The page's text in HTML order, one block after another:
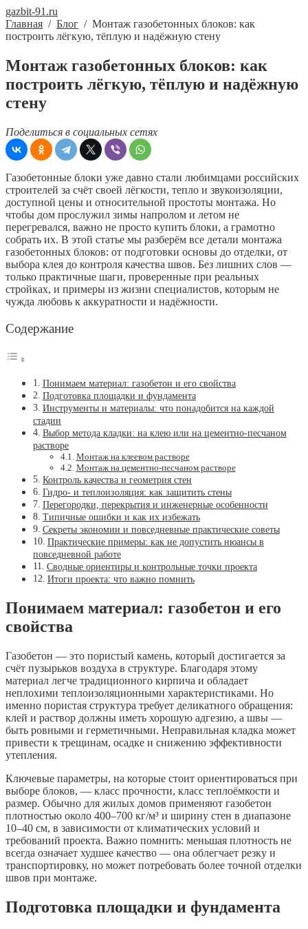
gazbit-91.ru
Главная / Блог / Монтаж газобетонных блоков: как
построить лёгкую, тёплую и надёжную стену
Монтаж газобетонных блоков: как
построить лёгкую, тёплую и надёжную
стену
Поделиться в социальных сетях
Газобетонные блоки уже давно стали любимцами российских
строителей за счёт своей лёгкости, тепло и звукоизоляции,
доступной цены и относительной простоты монтажа. Но
чтобы дом прослужил зимы напролом и летом не
перегревался, важно не просто купить блоки, а грамотно
собрать их. В этой статье мы разберём все детали монтажа
газобетонных блоков: от подготовки основы до отделки, от
выбора клея до контроля качества швов. Без лишних слов —
только практичные шаги, проверенные при реальных
стройках, и примеры из жизни специалистов, которым не
чужда любовь к аккуратности и надёжности.
Содержание
Понимаем материал: газобетон и его свойства
Подготовка площадки и фундамента
Инструменты и материалы: что понадобится на каждой
стадии
Выбор метода кладки: на клею или на цементно-песчаном
растворе
Монтаж на клеевом растворе
Монтаж на цементно-песчаном растворе
Контроль качества и геометрия стен
Гидро- и теплоизоляция: как защитить стены
Перегородки, перекрытия и инженерные особенности
Типичные ошибки и как их избежать
Секреты экономии и повседневные практические советы
Практические примеры: как не допустить нюансы в
повседневной работе
Сводные ориентиры и контрольные точки проекта
Итоги проекта: что важно помнить
Понимаем материал: газобетон и его
свойства
Газобетон — это пористый камень, который достигается за
счёт пузырьков воздуха в структуре. Благодаря этому
материал легче традиционного кирпича и обладает
неплохими теплоизоляционными характеристиками. Но
именно пористая структура требует деликатного обращения:
клей и раствор должны иметь хорошую адгезию, а швы —
быть ровными и герметичными. Неправильная кладка может
привести к трещинам, осадке и снижению эффективности
утепления.
Ключевые параметры, на которые стоит ориентироваться при
выборе блоков, — класс прочности, класс теплоёмкости и
размер. Обычно для жилых домов применяют газобетон
плотностью около 400–700 кг/м³ и ширину стен в диапазоне
10–40 см, в зависимости от климатических условий и
требований проекта. Важно помнить: меньшая плотность не
всегда означает худшее качество — она облегчает резку и
транспортировку, но может потребовать более точной отделки
швов при монтаже.
Подготовка площадки и фундамента